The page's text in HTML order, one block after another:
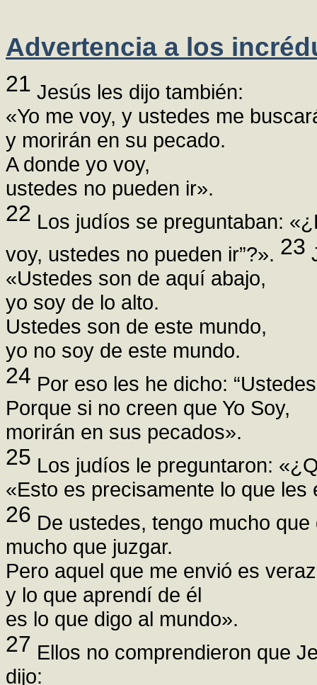
Advertencia a los
21 Jesús les dijo también:
«Yo me voy, y ustedes me
y morirán en su pecado.
A donde yo voy,
ustedes no pueden ir».
22 Los judíos se preguntaban:
voy, ustedes no pueden ir”?». 23
«Ustedes son de aquí abajo,
yo soy de lo alto.
Ustedes son de este mundo,
yo no soy de este mundo.
24 Por eso les he dicho:
Porque si no creen que Yo Soy,
morirán en sus pecados».
25 Los judíos le preguntaron:
«Esto es precisamente lo que
26 De ustedes, tengo mucho que
mucho que juzgar.
Pero aquel que me envió es
y lo que aprendí de él
es lo que digo al mundo».
27 Ellos no comprendieron que
dijo: